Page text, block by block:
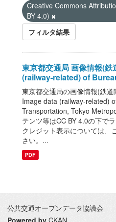
Creative Commons
BY 4.0)
フィルタ結果
東京都交通局 画像情報(
(railway-related) of
東京都交通局の画像情報(鉄
Image data (railway-related)
Transportation, Tokyo
テンツ等はCC BY 4.0の下で
クレジット表示については、
さい。...
PDF
公共交通オープンデータ協議会
Powered by CKAN